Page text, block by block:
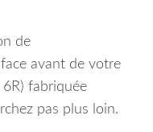
de
avant de votre
fabriquée
pas plus loin.